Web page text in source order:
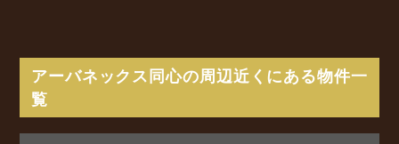
アーバネックス同心の周辺近くにある物件一
覧